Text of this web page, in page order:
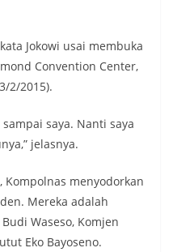
Jokowi usai membuka
Convention Center,
2/2015).
sampai saya. Nanti saya
jelasnya.
Kompolnas menyodorkan
Mereka adalah
Waseso, Komjen
Eko Bayoseno.